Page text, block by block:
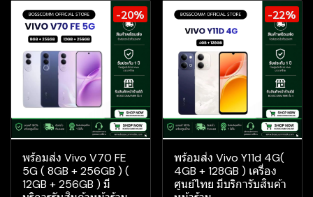
-20%
พร้อมส่ง Vivo V70 FE
5G ( 8GB + 256GB ) (
12GB + 256GB ) มี
-22%
พร้อมส่ง Vivo Y11d 4G(
4GB + 128GB ) เครื่อง
ศูนย์ไทย มีบริการับสินค้า